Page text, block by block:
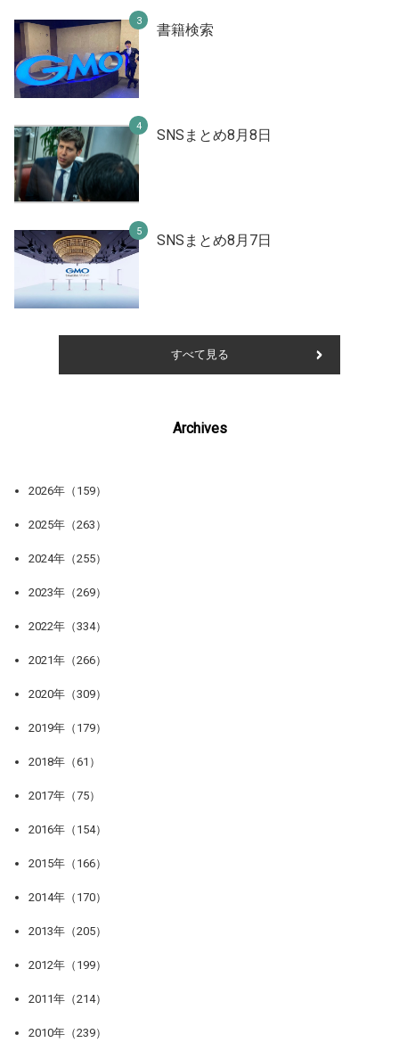
書籍検索
SNSまとめ8月8日
SNSまとめ8月7日
すべて見る
Archives
2026年（159）
2025年（263）
2024年（255）
2023年（269）
2022年（334）
2021年（266）
2020年（309）
2019年（179）
2018年（61）
2017年（75）
2016年（154）
2015年（166）
2014年（170）
2013年（205）
2012年（199）
2011年（214）
2010年（239）